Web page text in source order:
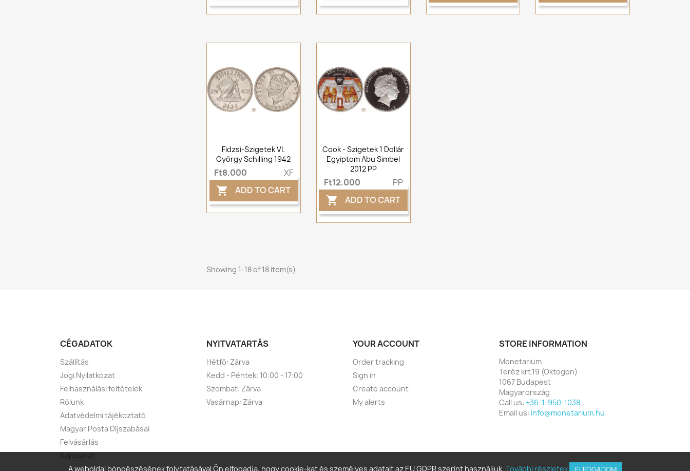
Fidzsi-Szigetek VI.
György Schilling 1942
Ft8,000 XF
 ADD TO CART
Cook - Szigetek 1 Dollár
Egyiptom Abu Simbel
2012 PP
Ft12,000 PP
 ADD TO CART
Showing 1-18 of 18 item(s)
CÉGADATOK
Szállítás
Jogi Nyilatkozat
Felhasználási feltételek
Rólunk
Adatvédelmi tájékoztató
Magyar Posta Díjszabásai
Felvásárlás
Kapcsolat
NYITVATARTÁS
Hétfő: Zárva
Kedd - Péntek: 10:00 - 17:00
Szombat: Zárva
Vasárnap: Zárva
YOUR ACCOUNT
Order tracking
Sign in
Create account
My alerts
STORE INFORMATION
Monetarium
Teréz krt.19 (Oktogon)
1067 Budapest
Magyarország
Call us: +36-1-950-1038
Email us: info@monetarium.hu
A weboldal böngészésének folytatásával Ön elfogadja, hogy cookie-kat és személyes adatait az EU GDPR szerint használjuk. További részletek